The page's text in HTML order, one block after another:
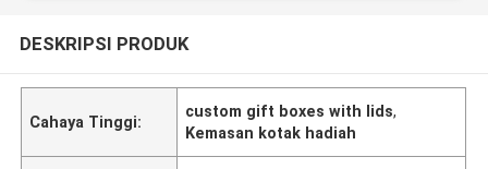
DESKRIPSI PRODUK
Cahaya Tinggi:
custom gift boxes with lids,
Kemasan kotak hadiah